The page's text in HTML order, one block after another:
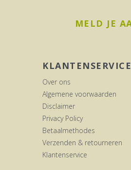
MELD JE
KLANTENSERVICE
Over ons
Algemene voorwaarden
Disclaimer
Privacy Policy
Betaalmethodes
Verzenden & retourneren
Klantenservice